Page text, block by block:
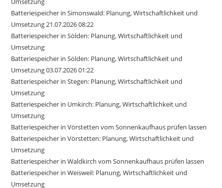
Batteriespeicher in Simonswald: Planung, Wirtschaftlichkeit und
Umsetzung 21.07.2026 08:22
Batteriespeicher in Sölden: Planung, Wirtschaftlichkeit und
Umsetzung
Batteriespeicher in Sölden: Planung, Wirtschaftlichkeit und
Umsetzung 03.07.2026 01:22
Batteriespeicher in Stegen: Planung, Wirtschaftlichkeit und
Umsetzung
Batteriespeicher in Umkirch: Planung, Wirtschaftlichkeit und
Umsetzung
Batteriespeicher in Vörstetten vom Sonnenkaufhaus prüfen lassen
Batteriespeicher in Vörstetten: Planung, Wirtschaftlichkeit und
Umsetzung
Batteriespeicher in Waldkirch vom Sonnenkaufhaus prüfen lassen
Batteriespeicher in Weisweil: Planung, Wirtschaftlichkeit und
Umsetzung